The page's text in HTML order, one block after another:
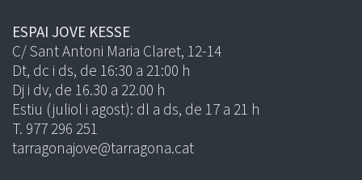
ESPAI JOVE KESSE
C/ Sant Antoni Maria Claret, 12-14
Dt, dc i ds, de 16:30 a 21:00 h
Dj i dv, de 16.30 a 22.00 h
Estiu (juliol i agost): dl a ds, de 17 a 21 h
T. 977 296 251
tarragonajove@tarragona.cat